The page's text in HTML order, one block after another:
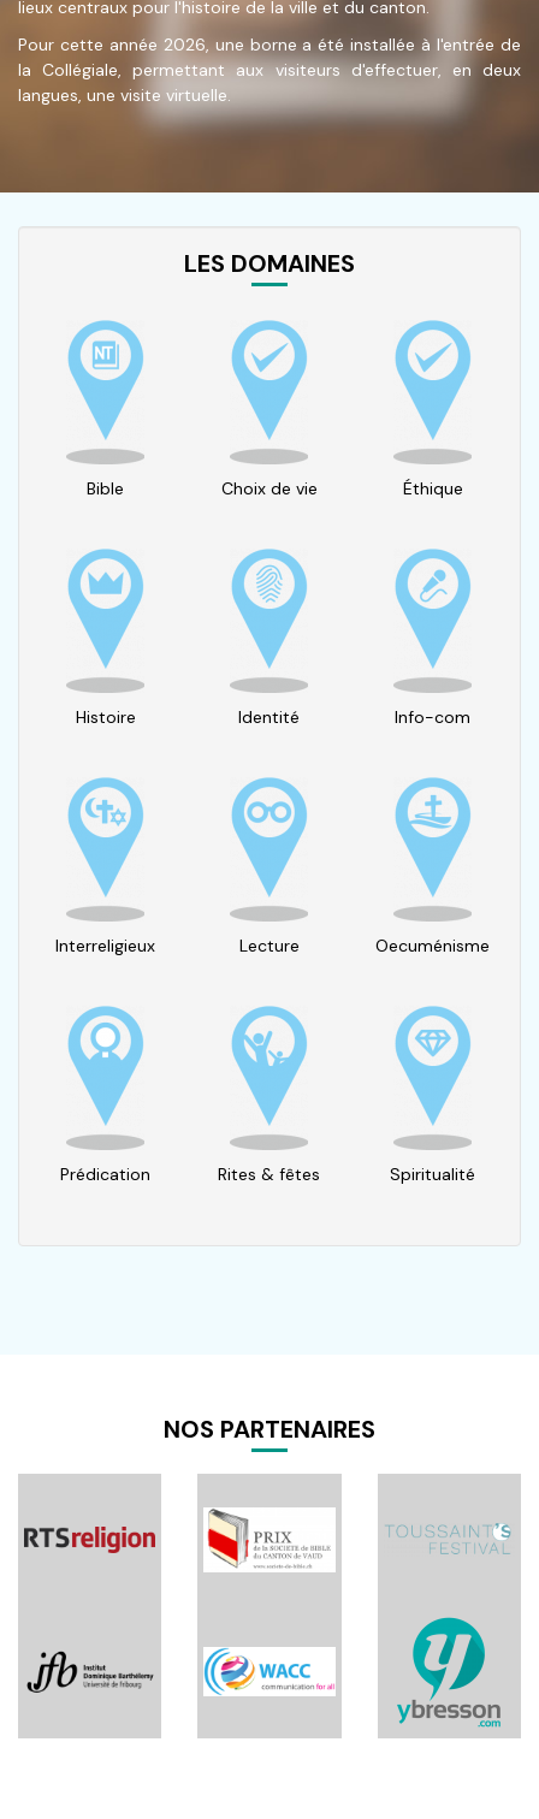
lieux centraux pour l'histoire de la ville et du canton.
Pour cette année 2026, une borne a été installée à l'entrée de
la Collégiale, permettant aux visiteurs d'effectuer, en deux
langues, une visite virtuelle.
LES DOMAINES
Bible Choix de vie Éthique
Histoire Identité Info-com
Interreligieux Lecture Oecuménisme
Prédication Rites & fêtes Spiritualité
NOS PARTENAIRES